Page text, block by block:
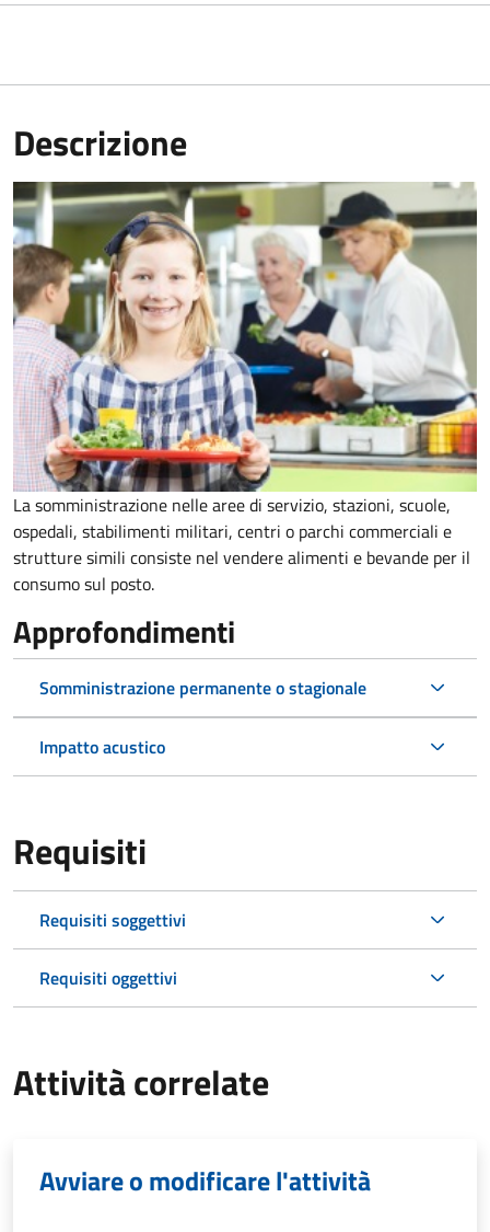
Descrizione
La somministrazione nelle aree di servizio, stazioni, scuole,
ospedali, stabilimenti militari, centri o parchi commerciali e
strutture simili consiste nel vendere alimenti e bevande per il
consumo sul posto.
Approfondimenti
Somministrazione permanente o stagionale
Impatto acustico
Requisiti
Requisiti soggettivi
Requisiti oggettivi
Attività correlate
Avviare o modificare l'attività